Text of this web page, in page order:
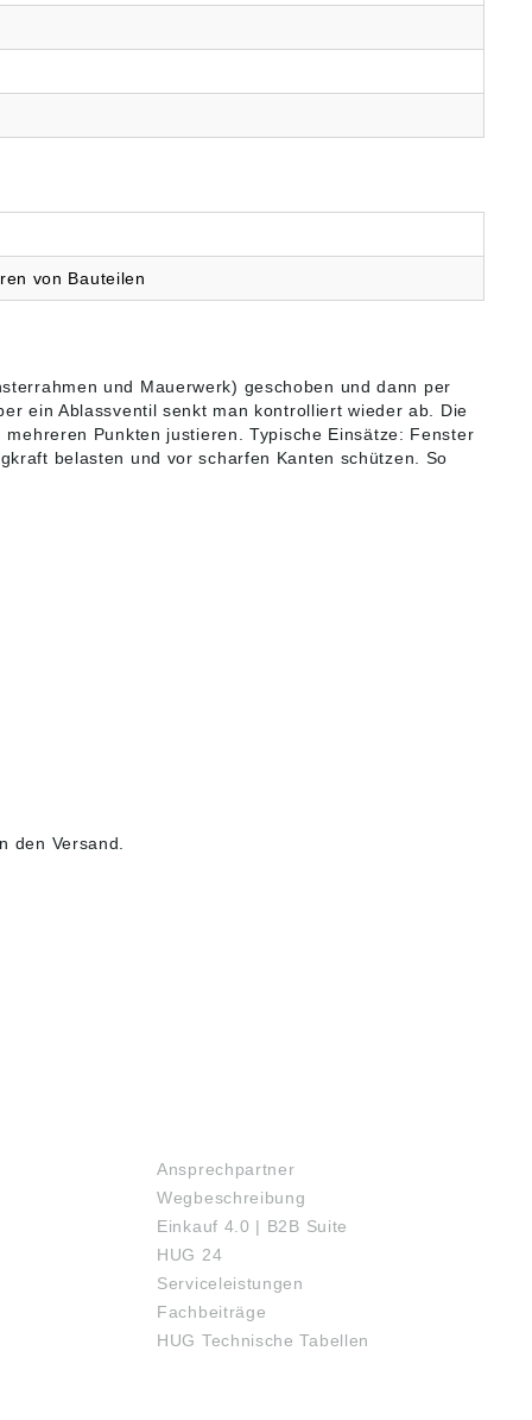
von Bauteilen
und Mauerwerk) geschoben und dann per
ein Ablassventil senkt man kontrolliert wieder ab. Die
Punkten justieren. Typische Einsätze: Fenster
belasten und vor scharfen Kanten schützen. So
den Versand.
Ansprechpartner
Wegbeschreibung
Einkauf 4.0 | B2B Suite
HUG 24
Serviceleistungen
Fachbeiträge
HUG Technische Tabellen